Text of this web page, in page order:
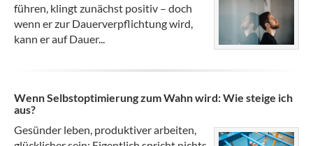
führen, klingt zunächst positiv – doch
wenn er zur Dauerverpflichtung wird,
kann er auf Dauer...
Wenn Selbstoptimierung zum Wahn wird: Wie steige ich
aus?
Gesünder leben, produktiver arbeiten,